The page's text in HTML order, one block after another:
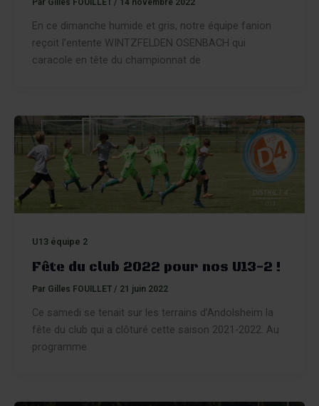
Par Gilles FOUILLET / 14 novembre 2022
En ce dimanche humide et gris, notre équipe fanion
reçoit l’entente WINTZFELDEN OSENBACH qui
caracole en tête du championnat de
U13 équipe 2
Fête du club 2022 pour nos U13-2 !
Par Gilles FOUILLET / 21 juin 2022
Ce samedi se tenait sur les terrains d’Andolsheim la
fête du club qui a clôturé cette saison 2021-2022. Au
programme